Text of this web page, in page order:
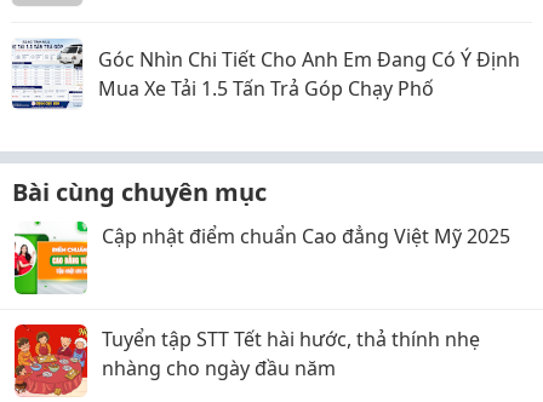
Góc Nhìn Chi Tiết Cho Anh Em Đang Có Ý Định
Mua Xe Tải 1.5 Tấn Trả Góp Chạy Phố
Bài cùng chuyên mục
Cập nhật điểm chuẩn Cao đẳng Việt Mỹ 2025
Tuyển tập STT Tết hài hước, thả thính nhẹ
nhàng cho ngày đầu năm